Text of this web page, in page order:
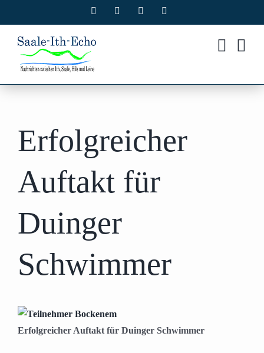
Inhalt
springen
Facebook Instagram
Erfolgreicher
Auftakt für
Duinger
Schwimmer
Erfolgreicher Auftakt für Duinger Schwimmer